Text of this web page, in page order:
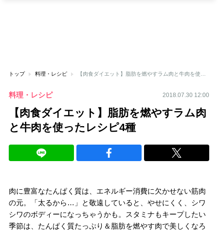
トップ 料理・レシピ
料理・レシピ 2018.07.30 12:00
【肉食ダイエット】脂肪を燃やすラム肉
と牛肉を使ったレシピ4種
肉に豊富なたんぱく質は、エネルギー消費に欠かせない筋肉
の元。「太るから…」と敬遠していると、やせにくく、シワ
シワのボディーになっちゃうかも。スタミナもキープしたい
季節は、たんぱく質たっぷり＆脂肪を燃やす肉で美しくなろ